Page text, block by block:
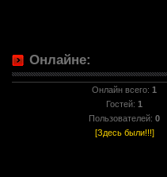
Онлайне:
Онлайн всего: 1
Гостей: 1
Пользователей: 0
[Здесь были!!!]